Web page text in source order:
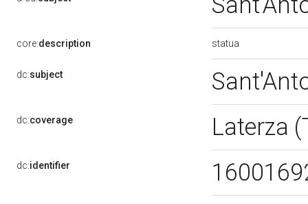
core:description statua
dc:subject
dc:coverage Laterza
dc:identifier